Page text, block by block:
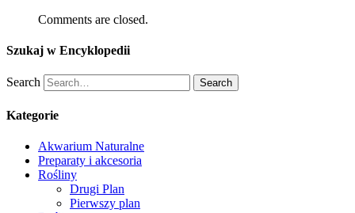
Comments are closed.
Szukaj w Encyklopedii
Search Search
Kategorie
Akwarium Naturalne
Preparaty i akcesoria
Rośliny
Drugi Plan
Pierwszy plan